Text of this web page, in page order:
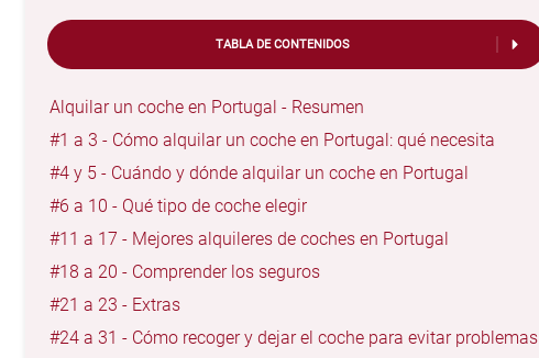
TABLA DE CONTENIDOS
Alquilar un coche en Portugal - Resumen
#1 a 3 - Cómo alquilar un coche en Portugal: qué necesita
#4 y 5 - Cuándo y dónde alquilar un coche en Portugal
#6 a 10 - Qué tipo de coche elegir
#11 a 17 - Mejores alquileres de coches en Portugal
#18 a 20 - Comprender los seguros
#21 a 23 - Extras
#24 a 31 - Cómo recoger y dejar el coche para evitar problemas